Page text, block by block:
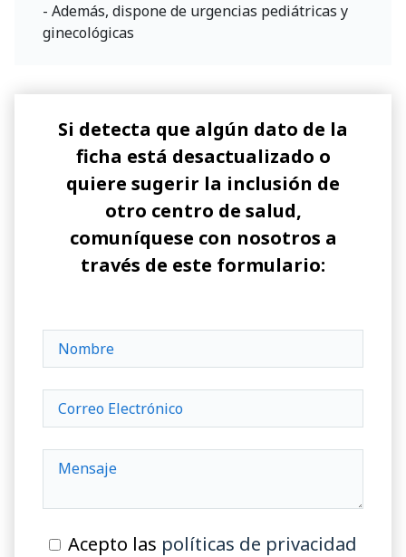
- Además, dispone de urgencias pediátricas y
ginecológicas
Si detecta que algún dato de la
ficha está desactualizado o
quiere sugerir la inclusión de
otro centro de salud,
comuníquese con nosotros a
través de este formulario:
Acepto las políticas de privacidad